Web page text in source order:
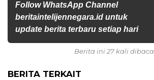
Follow WhatsApp Channel
beritaintelijennegara.id untuk
update berita terbaru setiap hari
Berita ini 27 kali dibaca
BERITA TERKAIT